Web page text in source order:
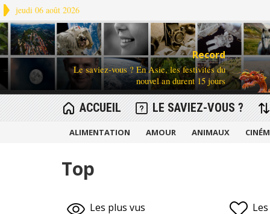
jeudi 06 août 2026
Record
Le saviez-vous ? En Asie, les festivités du
nouvel an durent 15 jours
ACCUEIL LE SAVIEZ-VOUS ?
ALIMENTATION AMOUR ANIMAUX
Top
Les plus vus